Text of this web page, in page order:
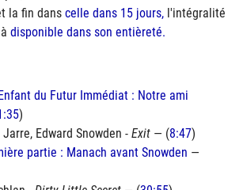
la fin dans celle dans 15 jours, l'intégralité
disponible dans son entièreté.
du Futur Immédiat : Notre ami
)
Edward Snowden - Exit — (8:47)
partie : Manach avant Snowden —